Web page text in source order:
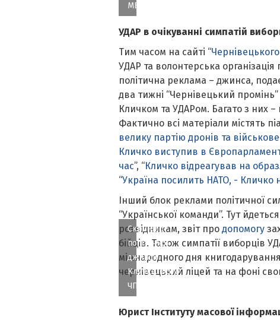
МБ
УДАР в очікуванні симпатій
Тим часом на сайті “
УДАР та волонтерська організація
політична реклама – джинса,
два тижні “Чернівецький промінь”
Кличком та УДАРом. Багато з них –
Фактично всі матеріали містять
велику партію дронів та
Кличко виступив в
час”, “Кличко відреагував на
“Україна посилить НАТО, - Кличко
Інший блок реклами політичної
“Української команди”. Тут
розвідникам, звіт про допомогу
бійців. Також симпатії виборців
міжнародного дня
чернівецький ліцей та на фоні
Скриншот
політичної
джинси
Кличка. Фото
ЧП
Юрист Інституту масової